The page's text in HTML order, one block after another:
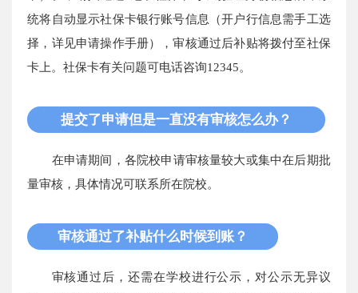
统将自动显示社保卡银行账号信息（开户行信息需手工选
择，详见申请操作手册），审核通过后补贴将拨付至社保
卡上。社保卡有关问题可电话咨询12345。
提交了申请但是一直没有审核怎么办？
在申请期间，各院校申请审核量较大或集中在后期批
量审核，具体情况可联系所在院校。
审核通过了补贴什么时候到账？
审核通过后，还需在学校进行公示，对公示无异议